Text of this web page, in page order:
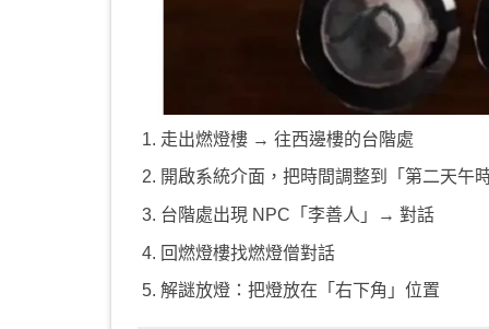
走出燃燈樓 → 往西邊樓的台階處
開啟系統介面，把時間調整到「第二天午
台階處出現 NPC「李善人」→ 對話
回燃燈樓找燃燈僧對話
解謎放燈：把燈放在「右下角」位置